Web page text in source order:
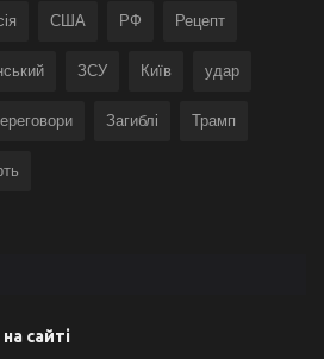
США РФ Рецепт
ЗСУ Київ удар
Загиблі Трамп
сайті